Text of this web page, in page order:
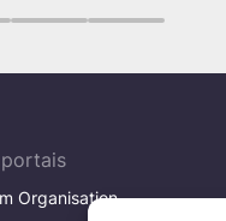
5 6
Organisation